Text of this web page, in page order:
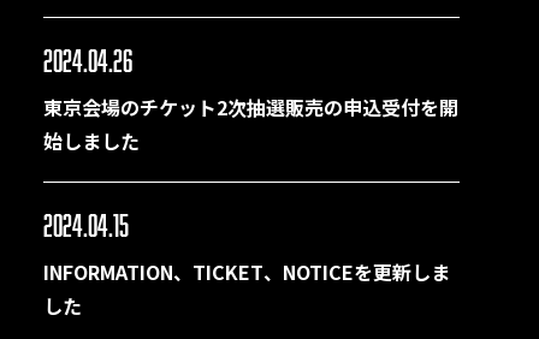
2024.04.26
東京会場のチケット2次抽選販売の申込受付を開
始しました
2024.04.15
INFORMATION、TICKET、NOTICEを更新しま
した